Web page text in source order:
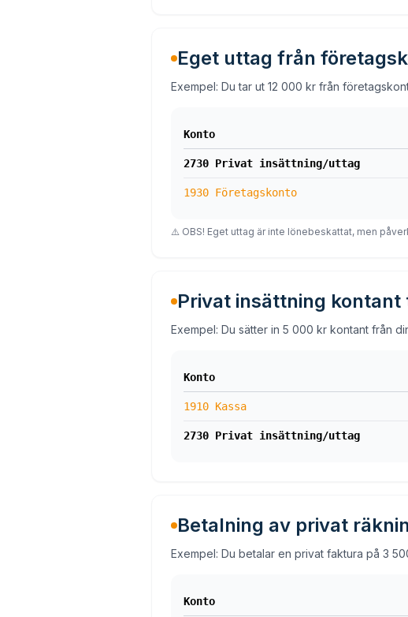
Eget uttag från
Exempel: Du tar ut 12 000 kr från
Konto
2730 Privat insättning/uttag
1930 Företagskonto
⚠️ OBS! Eget uttag är inte lönebeskattat, men
Privat insättning kontant
Exempel: Du sätter in 5 000 kr kontant från
Konto
1910 Kassa
2730 Privat insättning/uttag
Betalning av privat
Exempel: Du betalar en privat faktura på 3
Konto